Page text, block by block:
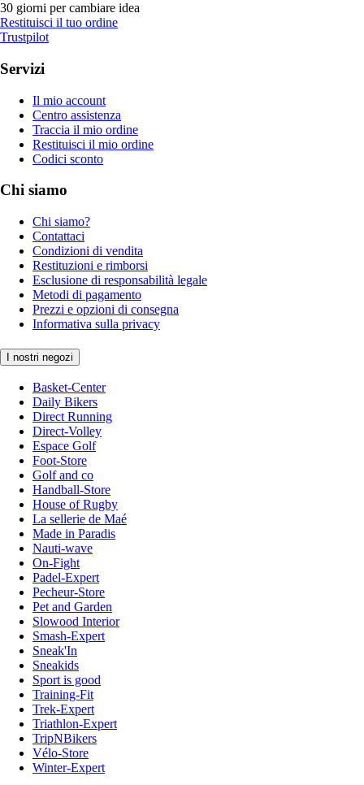
30 giorni per cambiare idea
Restituisci il tuo ordine
Trustpilot
Servizi
Il mio account
Centro assistenza
Traccia il mio ordine
Restituisci il mio ordine
Codici sconto
Chi siamo
Chi siamo?
Contattaci
Condizioni di vendita
Restituzioni e rimborsi
Esclusione di responsabilità legale
Metodi di pagamento
Prezzi e opzioni di consegna
Informativa sulla privacy
I nostri negozi
Basket-Center
Daily Bikers
Direct Running
Direct-Volley
Espace Golf
Foot-Store
Golf and co
Handball-Store
House of Rugby
La sellerie de Maé
Made in Paradis
Nauti-wave
On-Fight
Padel-Expert
Pecheur-Store
Pet and Garden
Slowood Interior
Smash-Expert
Sneak'In
Sneakids
Sport is good
Training-Fit
Trek-Expert
Triathlon-Expert
TripNBikers
Vélo-Store
Winter-Expert